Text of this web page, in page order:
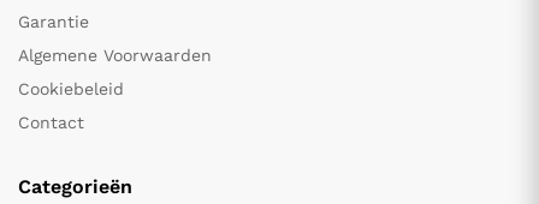
Garantie
Algemene Voorwaarden
Cookiebeleid
Contact
Categorieën